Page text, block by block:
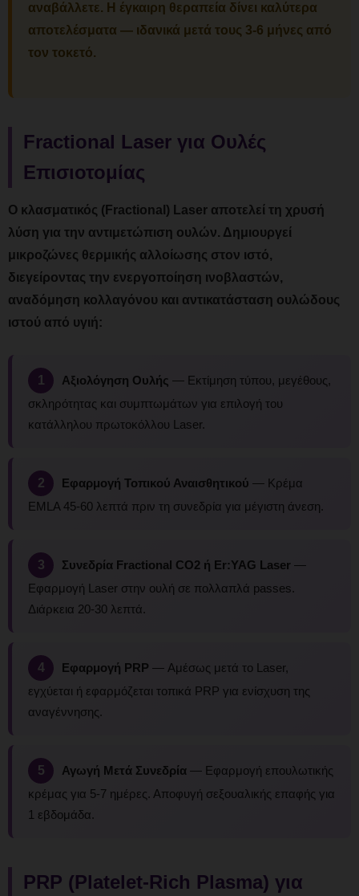
αναβάλλετε. Η έγκαιρη θεραπεία δίνει καλύτερα
αποτελέσματα — ιδανικά μετά τους 3-6 μήνες από
τον τοκετό.
Fractional Laser για Ουλές
Επισιοτομίας
Ο κλασματικός (Fractional) Laser αποτελεί τη χρυσή
λύση για την αντιμετώπιση ουλών. Δημιουργεί
μικροζώνες θερμικής αλλοίωσης στον ιστό,
διεγείροντας την ενεργοποίηση ινοβλαστών,
αναδόμηση κολλαγόνου και αντικατάσταση ουλώδους
ιστού από υγιή:
1 Αξιολόγηση Ουλής — Εκτίμηση τύπου, μεγέθους,
σκληρότητας και συμπτωμάτων για επιλογή του
κατάλληλου πρωτοκόλλου Laser.
2 Εφαρμογή Τοπικού Αναισθητικού — Κρέμα
EMLA 45-60 λεπτά πριν τη συνεδρία για μέγιστη άνεση.
3 Συνεδρία Fractional CO2 ή Er:YAG Laser —
Εφαρμογή Laser στην ουλή σε πολλαπλά passes.
Διάρκεια 20-30 λεπτά.
4 Εφαρμογή PRP — Αμέσως μετά το Laser,
εγχύεται ή εφαρμόζεται τοπικά PRP για ενίσχυση της
αναγέννησης.
5 Αγωγή Μετά Συνεδρία — Εφαρμογή επουλωτικής
κρέμας για 5-7 ημέρες. Αποφυγή σεξουαλικής επαφής για
1 εβδομάδα.
PRP (Platelet-Rich Plasma) για